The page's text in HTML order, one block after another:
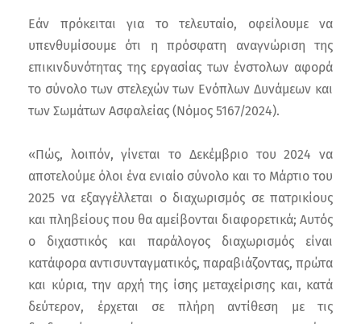
Εάν πρόκειται για το τελευταίο, οφείλουμε να
υπενθυμίσουμε ότι η πρόσφατη αναγνώριση της
επικινδυνότητας της εργασίας των ένστολων αφορά
το σύνολο των στελεχών των Ενόπλων Δυνάμεων και
των Σωμάτων Ασφαλείας (Νόμος 5167/2024).
«Πώς, λοιπόν, γίνεται το Δεκέμβριο του 2024 να
αποτελούμε όλοι ένα ενιαίο σύνολο και το Μάρτιο του
2025 να εξαγγέλλεται ο διαχωρισμός σε πατρικίους
και πληβείους που θα αμείβονται διαφορετικά; Αυτός
ο διχαστικός και παράλογος διαχωρισμός είναι
κατάφορα αντισυνταγματικός, παραβιάζοντας, πρώτα
και κύρια, την αρχή της ίσης μεταχείρισης και, κατά
δεύτερον, έρχεται σε πλήρη αντίθεση με τις